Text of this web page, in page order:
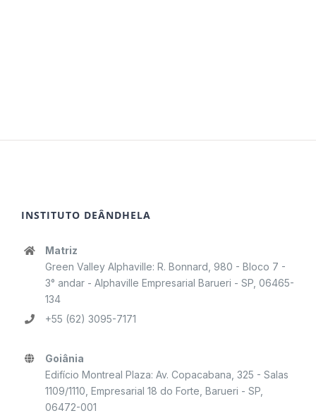
INSTITUTO DEÂNDHELA
Matriz
Green Valley Alphaville: R. Bonnard, 980 - Bloco 7 -
3° andar - Alphaville Empresarial Barueri - SP, 06465-
134
+55 (62) 3095-7171
Goiânia
Edifício Montreal Plaza: Av. Copacabana, 325 - Salas
1109/1110, Empresarial 18 do Forte, Barueri - SP,
06472-001